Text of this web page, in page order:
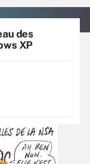
des
XP